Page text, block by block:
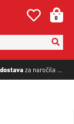
za naročila nad
0